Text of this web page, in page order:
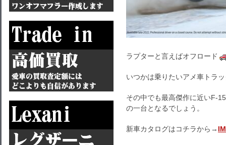
ラプターと言えばオフロード
いつかは乗りたいアメ車トラ
その中でも最高傑作に近いF-
の一台となるでしょう。
新車カタログはコチラから→